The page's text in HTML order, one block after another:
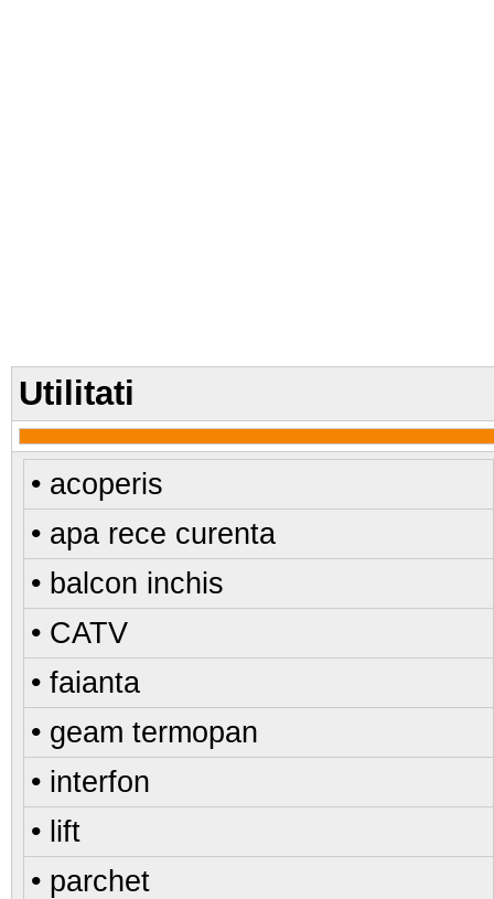
Utilitati
• acoperis
• apa rece curenta
• balcon inchis
• CATV
• faianta
• geam termopan
• interfon
• lift
• parchet